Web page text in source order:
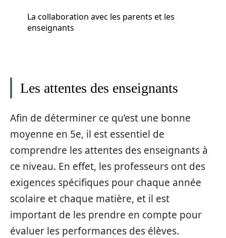
La collaboration avec les parents et les
enseignants
Les attentes des enseignants
Afin de déterminer ce qu’est une bonne
moyenne en 5e, il est essentiel de
comprendre les attentes des enseignants à
ce niveau. En effet, les professeurs ont des
exigences spécifiques pour chaque année
scolaire et chaque matière, et il est
important de les prendre en compte pour
évaluer les performances des élèves.